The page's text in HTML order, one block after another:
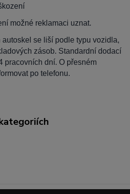
možné reklamaci uznat.
autoskel se liší podle typu vozidla,
zásob. Standardní dodací
pracovních dní. O přesném
po telefonu.